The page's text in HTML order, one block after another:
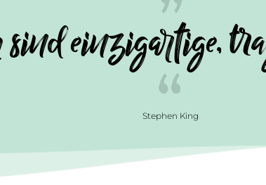
einzigartige,
Stephen King